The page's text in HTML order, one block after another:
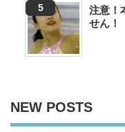
注意！
せん！
NEW POSTS